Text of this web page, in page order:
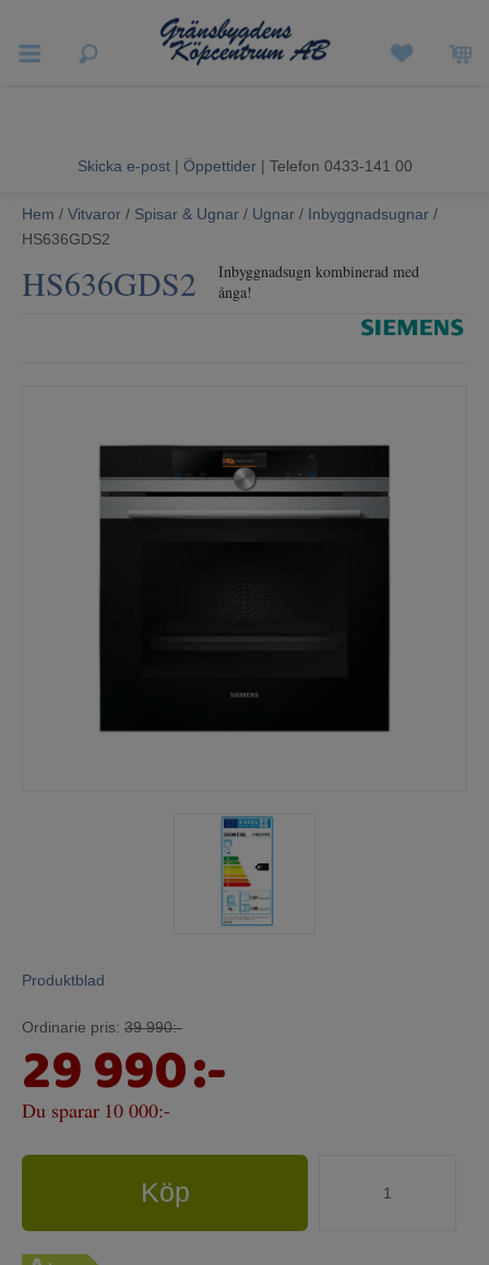
Sommarrea
Vitvaror
Mina sidor
Skicka e-post | Öppettider| Telefon 0433-141 00
Hem / Vitvaror / Spisar & Ugnar / Ugnar / Inbyggnadsugnar /
HS636GDS2
HS636GDS2
Inbyggnadsugn kombinerad med
ånga!
Produktblad
Ordinarie pris: 39 990:-
29 990:-
Du sparar 10 000:-
Köp